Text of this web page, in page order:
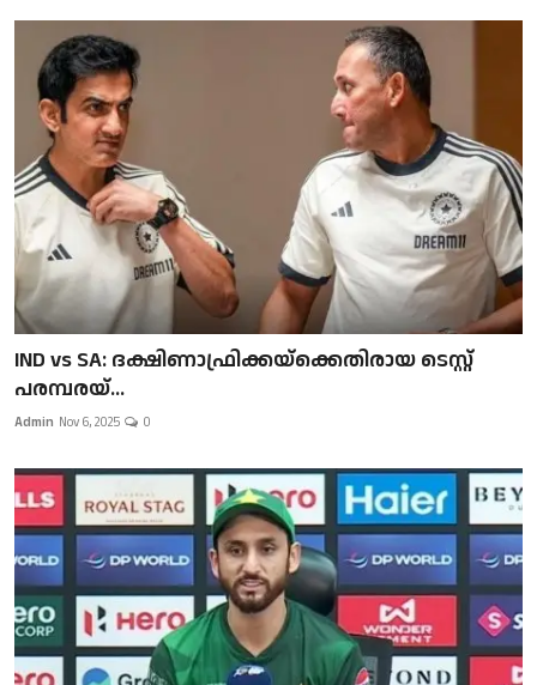
IND vs SA: ദക്ഷിണാഫ്രിക്കയ്‌ക്കെതിരായ ടെസ്റ്റ്
പരമ്പരയ്...
Admin Nov 6, 2025 0